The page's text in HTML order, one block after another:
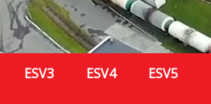
ESV3 ESV4 ESV5